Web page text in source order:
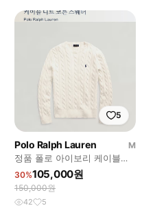
5
Polo Ralph Lauren
M
정품 폴로 아이보리 케이블니
트 M
30%105,000원
150,000원
42 5